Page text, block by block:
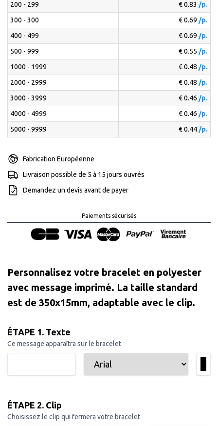
200 - 299
€ 0.83 /p.
300 - 300
€ 0.69 /p.
400 - 499
€ 0.69 /p.
500 - 999
€ 0.55 /p.
1000 - 1999
€ 0.48 /p.
2000 - 2999
€ 0.48 /p.
3000 - 3999
€ 0.46 /p.
4000 - 4999
€ 0.46 /p.
5000 - 9999
€ 0.44 /p.
Fabrication Européenne
Livraison possible de 5 à 15 jours ouvrés
Demandez un devis avant de payer
Paiements sécurisés
Personnalisez votre bracelet en polyester
avec message imprimé. La taille standard
est de 350x15mm, adaptable avec le clip.
ÉTAPE 1. Texte
Ce message apparaîtra sur le bracelet
ÉTAPE 2. Clip
Choisissez le clip qui fermera votre bracelet